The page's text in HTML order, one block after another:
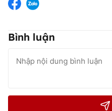
Bình luận